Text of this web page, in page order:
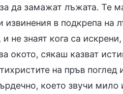
да замажат лъжата. Те
в подкрепа на
не знаят кога са
окото, сякаш казват
на пръв
което звучи мило